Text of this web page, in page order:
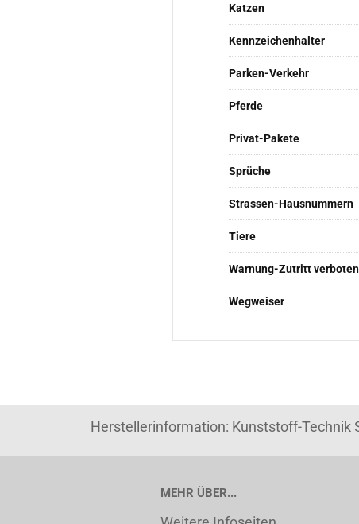
Katzen
Kennzeichenhalter
Parken-Verkehr
Pferde
Privat-Pakete
Sprüche
Strassen-Hausnummern
Tiere
Warnung-Zutritt verboten
Wegweiser
Herstellerinformation: Kunststoff-Technik
MEHR ÜBER...